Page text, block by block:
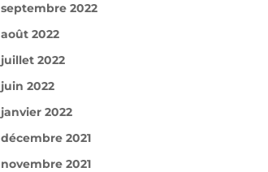
septembre 2022
août 2022
juillet 2022
juin 2022
janvier 2022
décembre 2021
novembre 2021